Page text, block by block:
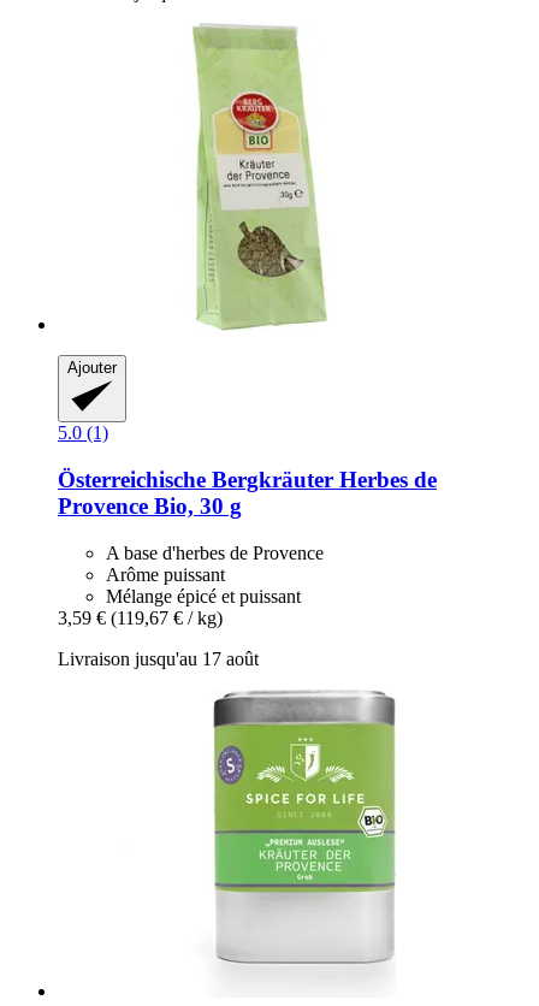
Ajouter
5.0 (1)
Österreichische Bergkräuter Herbes de
Provence Bio, 30 g
A base d'herbes de Provence
Arôme puissant
Mélange épicé et puissant
3,59 € (119,67 € / kg)
Livraison jusqu'au 17 août